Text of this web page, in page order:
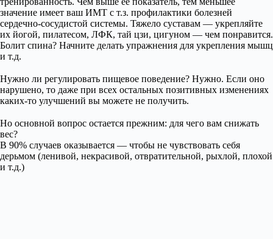
значение имеет ваш ИМТ с т.з. профилактики болезней
сердечно-сосудистой системы. Тяжело суставам — укрепляйте
их йогой, пилатесом, ЛФК, тай цзи, цигуном — чем понравится.
Болит спина? Начните делать упражнения для укрепления мышц
и т.д.
Нужно ли регулировать пищевое поведение? Нужно. Если оно
нарушено, то даже при всех остальных позитивных изменениях
каких-то улучшений вы можете не получить.
Но основной вопрос остается прежним: для чего вам снижать
вес?
В 90% случаев оказывается — чтобы не чувствовать себя
дерьмом (ленивой, некрасивой, отвратительной, рыхлой, плохой
и т.д.)